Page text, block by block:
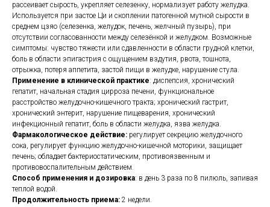
рассеивает сырость, укрепляет селезенку, нормализует работу желудка.
Используется при застое Ци и скоплении патогенной мутной сырости в
среднем цзяо (селезенка, желудок, печень, желчный пузырь), при
отсутствии согласованности между селезёнкой и желудком. Возможные
симптомы: чувство тяжести или сдавленности в области грудной клетки,
боль в области эпигастрия с ощущением вздутия, рвота, тошнота,
отрыжка, потеря аппетита, застой пищи в желудке, нарушение стула.
Применение в клинической практике: диспепсия, хронический
гепатит, начальная стадия цирроза печени, функциональное
расстройство желудочно-кишечного тракта; хронический гастрит,
хронический энтерит, нарушение пищеварения, хронический
инфекционный гепатит, боль в области желудка, язва желудка.
Фармакологическое действие: регулирует секрецию желудочного
сока, регулирует функцию желудочно-кишечной моторики, защищает
печень; обладает бактериостатическим, противоязвенным и
противовоспалительным действием.
Способ применения и дозировка: в день 3 раза по 8 пилюль, запивая
теплой водой.
Продолжительность приема: 2 недели.